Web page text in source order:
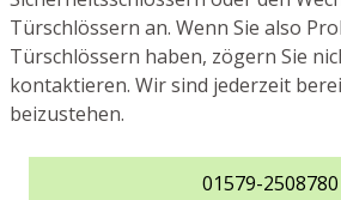
Türschlössern an. Wenn Sie also
Türschlössern haben, zögern Sie
kontaktieren. Wir sind jederzeit
beizustehen.
01579-2508780